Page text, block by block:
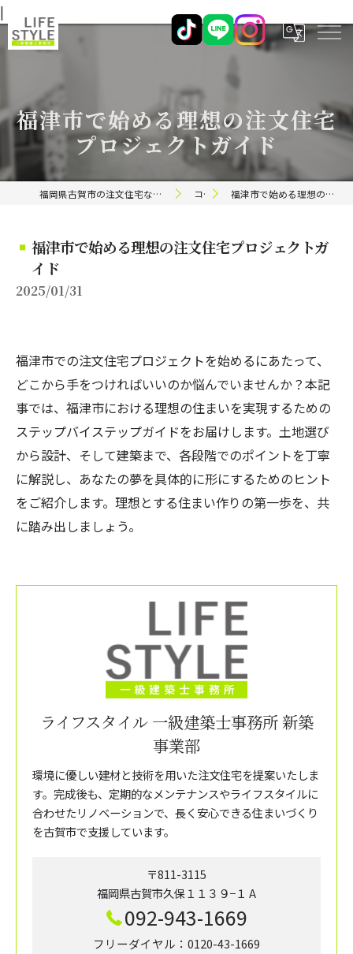
|
福津市で始める理想の注文住宅
プロジェクトガイド
福岡県古賀市の注文住宅ならライフスタイル 一級建築士事務所 コラム 福津市で始める理想の注文住宅プロジェクトガイド
福津市で始める理想の注文住宅プロジェクトガ
イド
2025/01/31
福津市での注文住宅プロジェクトを始めるにあたって、
どこから手をつければいいのか悩んでいませんか？本記
事では、福津市における理想の住まいを実現するための
ステップバイステップガイドをお届けします。土地選び
から設計、そして建築まで、各段階でのポイントを丁寧
に解説し、あなたの夢を具体的に形にするためのヒント
をご紹介します。理想とする住まい作りの第一歩を、共
に踏み出しましょう。
ライフスタイル 一級建築士事務所 新築
事業部
環境に優しい建材と技術を用いた注文住宅を提案いたしま
す。完成後も、定期的なメンテナンスやライフスタイルに
合わせたリノベーションで、長く安心できる住まいづくり
を古賀市で支援しています。
〒811-3115
福岡県古賀市久保１１３９−１ A
092-943-1669
フリーダイヤル：0120-43-1669